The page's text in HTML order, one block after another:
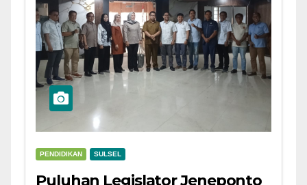
PENDIDIKAN SULSEL
Puluhan Legislator Jeneponto